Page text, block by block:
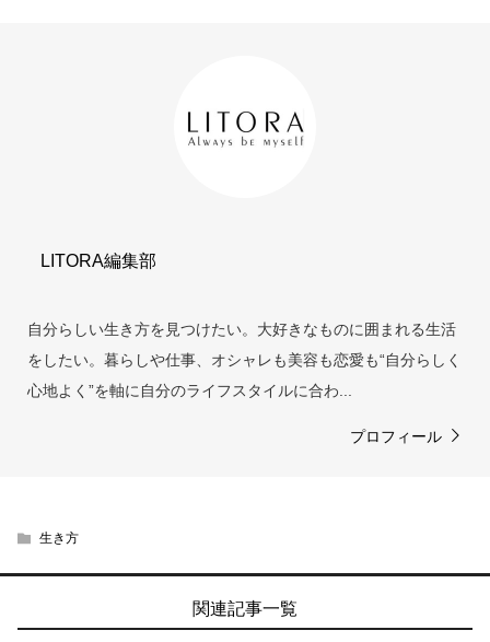
LITORA編集部
自分らしい生き方を見つけたい。大好きなものに囲まれる生活
をしたい。暮らしや仕事、オシャレも美容も恋愛も“自分らしく
心地よく”を軸に自分のライフスタイルに合わ...
プロフィール
生き方
関連記事一覧